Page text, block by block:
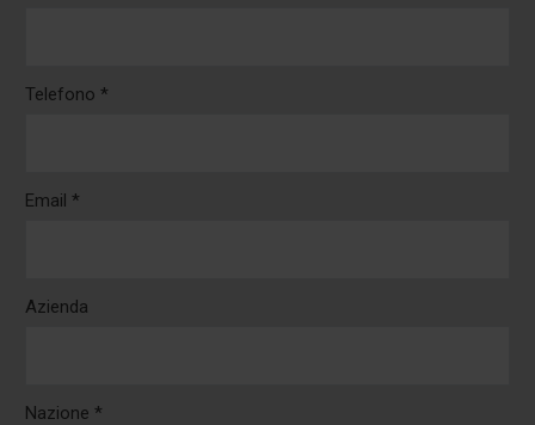
Telefono *
Email *
Azienda
Nazione *